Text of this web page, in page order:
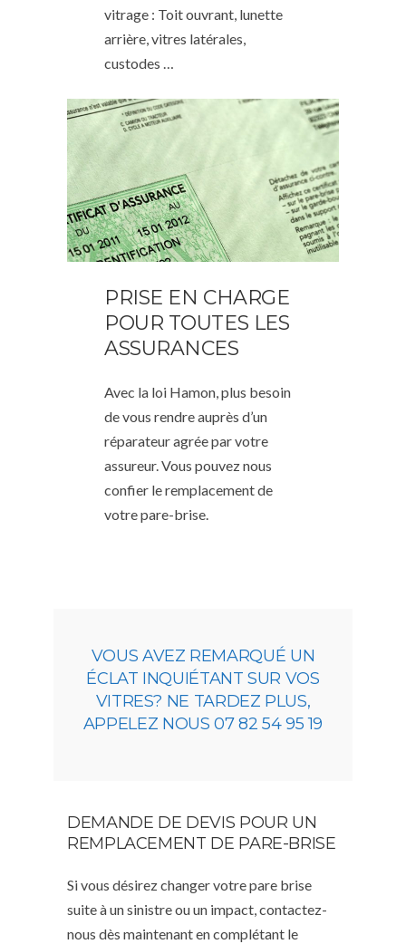
vitrage : Toit ouvrant, lunette
arrière, vitres latérales,
custodes …
PRISE EN CHARGE
POUR TOUTES LES
ASSURANCES
Avec la loi Hamon, plus besoin
de vous rendre auprès d’un
réparateur agrée par votre
assureur. Vous pouvez nous
confier le remplacement de
votre pare-brise.
VOUS AVEZ REMARQUÉ UN
ÉCLAT INQUIÉTANT SUR VOS
VITRES? NE TARDEZ PLUS,
APPELEZ NOUS 07 82 54 95 19
DEMANDE DE DEVIS POUR UN
REMPLACEMENT DE PARE-BRISE
Si vous désirez changer votre pare brise
suite à un sinistre ou un impact, contactez-
nous dès maintenant en complétant le